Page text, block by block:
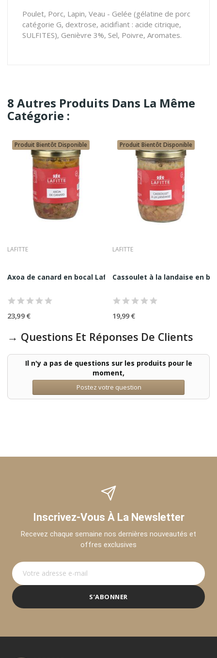
Poulet, Porc, Lapin, Veau - Gelée (gélatine de porc
catégorie G, dextrose, acidifiant : acide citrique,
SULFITES), Genièvre 3%, Sel, Poivre, Aromates.
8 Autres Produits Dans La Même
Catégorie :
au Sel de...
Produit Bientôt Disponible
LAFITTE
Axoa de canard en bocal Lafitte 760G
23,99 €
Produit Bientôt Disponible
LAFITTE
Cassoulet à la landaise en
19,99 €
→ Questions Et Réponses De Clients
Il n'y a pas de questions sur les produits pour le
moment,
Postez votre question
Inscrivez-Vous À La Newsletter
Recevez chaque semaine nos dernières nouveautés et
offres exclusives
S’ABONNER